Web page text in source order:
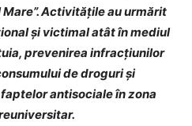
Activităţile au urmărit
și victimal atât în mediul
prevenirea infracțiunilor
de droguri și
antisociale în zona